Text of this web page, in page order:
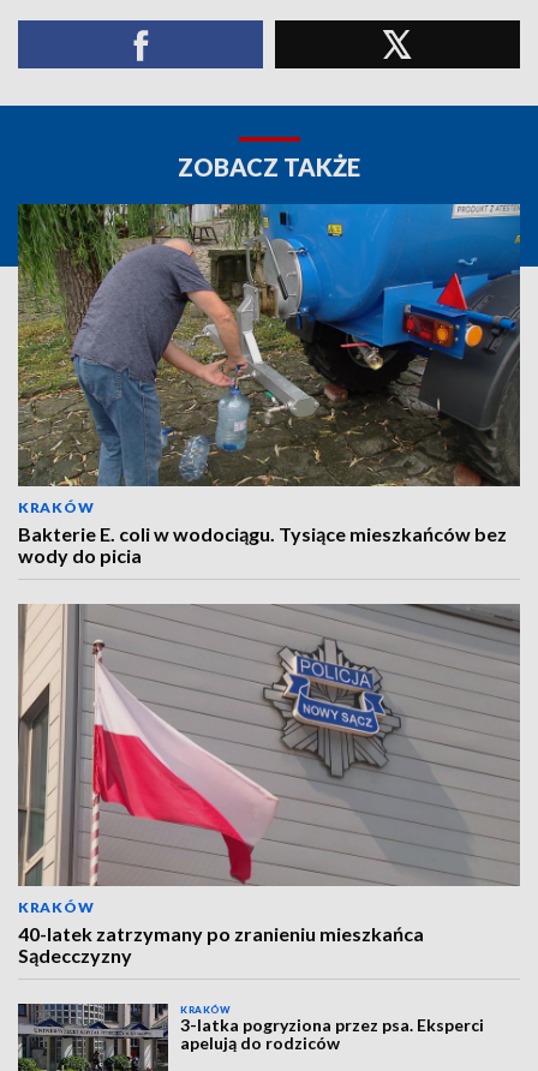
ZOBACZ TAKŻE
KRAKÓW
Bakterie E. coli w wodociągu. Tysiące mieszkańców bez
wody do picia
KRAKÓW
40-latek zatrzymany po zranieniu mieszkańca
Sądecczyzny
KRAKÓW
3-latka pogryziona przez psa. Eksperci
apelują do rodziców